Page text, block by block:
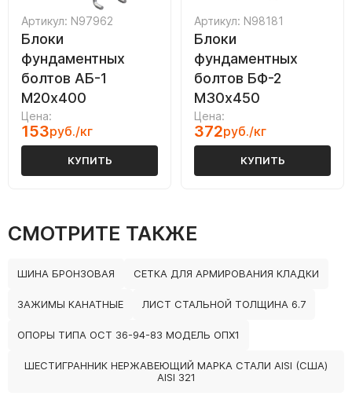
Артикул: N97962
Блоки
фундаментных
болтов АБ-1
М20х400
Цена:
153руб./кг
КУПИТЬ
Артикул: N98181
Блоки
фундаментных
болтов БФ-2
М30х450
Цена:
372руб./кг
КУПИТЬ
СМОТРИТЕ ТАКЖЕ
ШИНА БРОНЗОВАЯ СЕТКА ДЛЯ АРМИРОВАНИЯ КЛАДКИ
ЗАЖИМЫ КАНАТНЫЕ ЛИСТ СТАЛЬНОЙ ТОЛЩИНА 6.7
ОПОРЫ ТИПА ОСТ 36-94-83 МОДЕЛЬ ОПХ1
ШЕСТИГРАННИК НЕРЖАВЕЮЩИЙ МАРКА СТАЛИ AISI (США)
AISI 321